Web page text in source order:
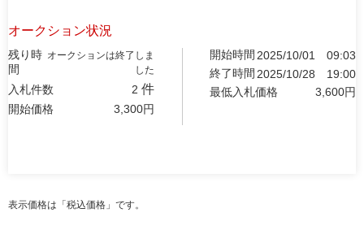
オークション状況
残り時
間
オークションは終了しま
した
入札件数 2 件
開始価格 3,300円
開始時間 2025/10/01
09:03
終了時間 2025/10/28
19:00
最低入札価格
3,600円
表示価格は「税込価格」です。